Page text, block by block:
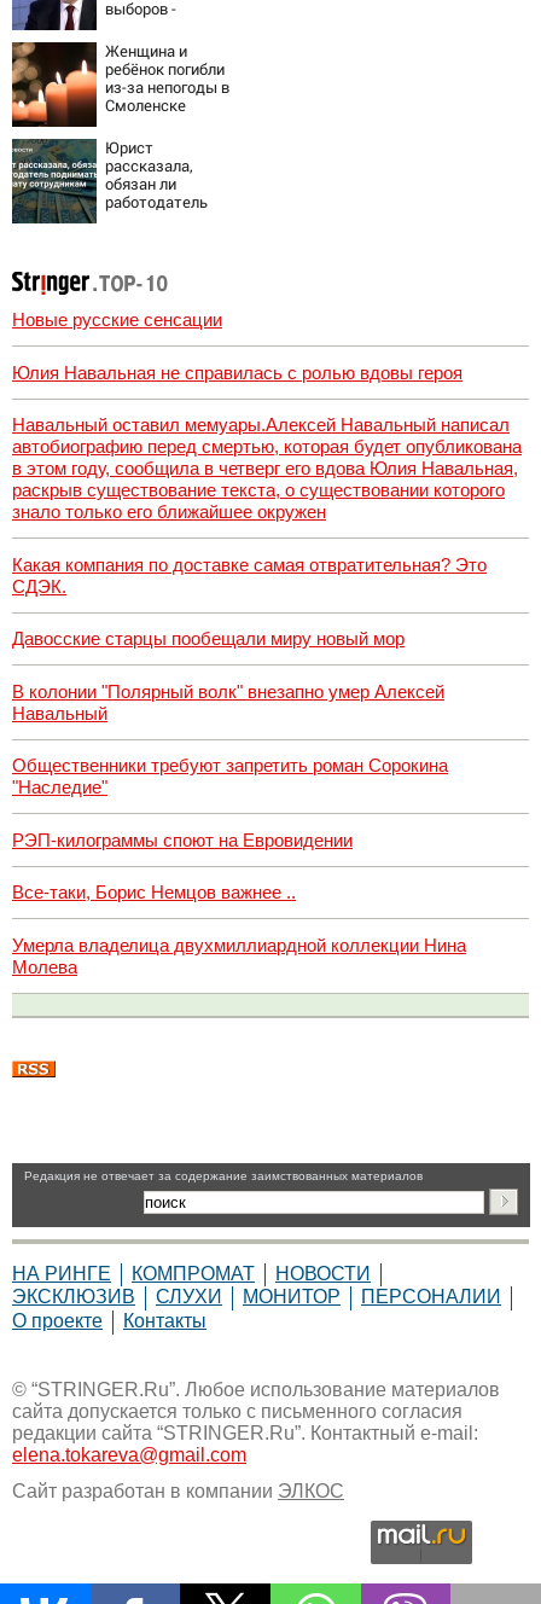
выборов -
Вести.ru
Женщина и
ребёнок погибли
из-за непогоды в
Смоленске
Юрист
рассказала,
обязан ли
работодатель
Новые русские сенсации
Юлия Навальная не справилась с ролью вдовы героя
Навальный оставил мемуары.Алексей Навальный написал
автобиографию перед смертью, которая будет опубликована
в этом году, сообщила в четверг его вдова Юлия Навальная,
раскрыв существование текста, о существовании которого
знало только его ближайшее окружен
Какая компания по доставке самая отвратительная? Это
СДЭК.
Давосские старцы пообещали миру новый мор
В колонии "Полярный волк" внезапно умер Алексей
Навальный
Общественники требуют запретить роман Сорокина
"Наследие"
РЭП-килограммы споют на Евровидении
Все-таки, Борис Немцов важнее ..
Умерла владелица двухмиллиардной коллекции Нина
Молева
Pедакция не отвечает за содержание заимствованных материалов
НА РИНГЕ КОМПРОМАТ
НОВОСТИ
ЭКСКЛЮЗИВ
СЛУХИ МОНИТОР
ПЕРСОНАЛИИ
О проекте
Контакты
© “STRINGER.Ru”. Любое использование материалов
сайта допускается только с письменного согласия
редакции сайта “STRINGER.Ru”. Контактный e-mail:
elena.tokareva@gmail.com
Сайт разработан в компании ЭЛКОС